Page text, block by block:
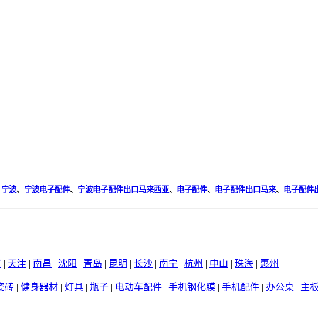
宁波、 宁波电子配件、 宁波电子配件出口马来西亚、 电子配件、 电子配件出口马来、 电子配件
| 天津 | 南昌 | 沈阳 | 青岛 | 昆明 | 长沙 | 南宁 | 杭州 | 中山 | 珠海 | 惠州 |
砖 | 健身器材 | 灯具 | 瓶子 | 电动车配件 | 手机钢化膜 | 手机配件 | 办公桌 | 主板